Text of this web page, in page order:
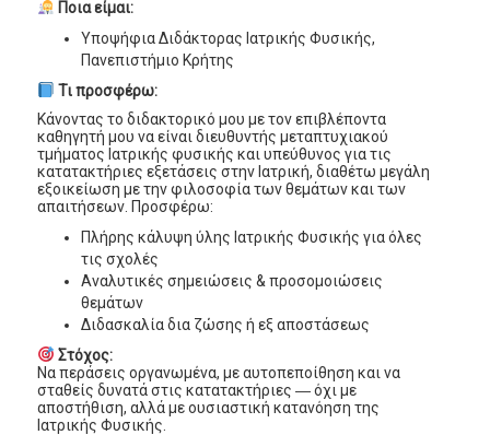
Ποια είμαι:
Υποψήφια Διδάκτορας Ιατρικής Φυσικής,
Πανεπιστήμιο Κρήτης
Τι προσφέρω:
Κάνοντας το διδακτορικό μου με τον επιβλέποντα
καθηγητή μου να είναι διευθυντής μεταπτυχιακού
τμήματος Ιατρικής φυσικής και υπεύθυνος για τις
κατατακτήριες εξετάσεις στην Ιατρική, διαθέτω μεγάλη
εξοικείωση με την φιλοσοφία των θεμάτων και των
απαιτήσεων. Προσφέρω:
Πλήρης κάλυψη ύλης Ιατρικής Φυσικής για όλες
τις σχολές
Αναλυτικές σημειώσεις & προσομοιώσεις
θεμάτων
Διδασκαλία δια ζώσης ή εξ αποστάσεως
Στόχος:
Να περάσεις οργανωμένα, με αυτοπεποίθηση και να
σταθείς δυνατά στις κατατακτήριες ― όχι με
αποστήθιση, αλλά με ουσιαστική κατανόηση της
Ιατρικής Φυσικής.